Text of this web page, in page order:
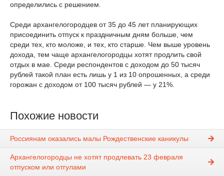
определились с решением.
Среди архангелогородцев от 35 до 45 лет планирующих
присоединить отпуск к праздничным дням больше, чем
среди тех, кто моложе, и тех, кто старше. Чем выше уровень
дохода, тем чаще архангелогородцы хотят продлить свой
отдых в мае. Среди респондентов с доходом до 50 тысяч
рублей такой план есть лишь у 1 из 10 опрошенных, а среди
горожан с доходом от 100 тысяч рублей — у 21%.
Похожие новости
Россиянам оказались малы Рождественские каникулы
Архангелогородцы не хотят продлевать 23 февраля
отпуском или отгулами